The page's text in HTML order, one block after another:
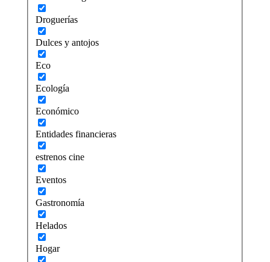
Droguerías
Dulces y antojos
Eco
Ecología
Económico
Entidades financieras
estrenos cine
Eventos
Gastronomía
Helados
Hogar